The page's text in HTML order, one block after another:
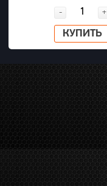
- +
КУПИТЬ